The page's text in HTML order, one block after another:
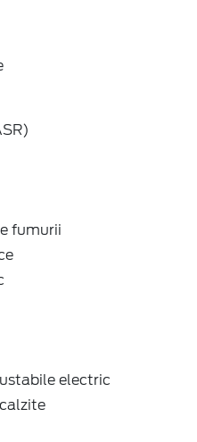
fumurii
electric